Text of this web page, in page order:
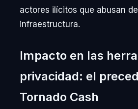
actores ilícitos que abusan
infraestructura.
Impacto en las
privacidad: el
Tornado Cash